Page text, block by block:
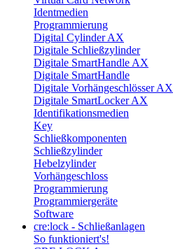
Identmedien
Programmierung
Digital Cylinder AX
Digitale Schließzylinder
Digitale SmartHandle AX
Digitale SmartHandle
Digitale Vorhängeschlösser AX
Digitale SmartLocker AX
Identifikationsmedien
Key
Schließkomponenten
Schließzylinder
Hebelzylinder
Vorhängeschloss
Programmierung
Programmiergeräte
Software
cre:lock - Schließanlagen
So funktioniert's!